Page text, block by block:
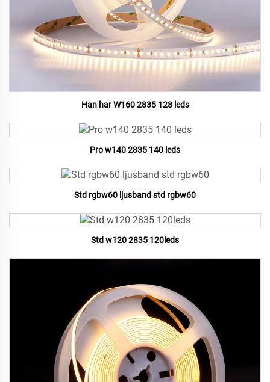
Han har W160 2835 128 leds
Pro w140 2835 140 leds
Std rgbw60 ljusband std rgbw60
Std w120 2835 120leds